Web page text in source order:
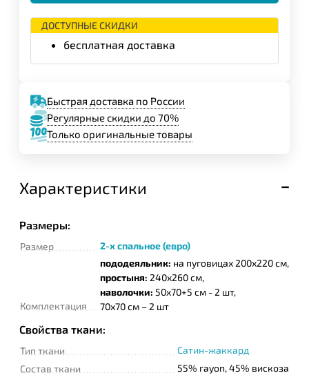
ДОСТУПНЫЕ СКИДКИ
бесплатная доставка
Быстрая доставка по России
Регулярные скидки до 70%
Только оригинальные товары
Характеристики
Размеры:
Размер 2-х спальное (евро)
Комплектация
пододеяльник: на пуговицах 200х220 см,
простыня: 240х260 см,
наволочки: 50х70+5 см - 2 шт,
70x70 см – 2 шт
Свойства ткани:
Тип ткани
Сатин-жаккард
Состав ткани
55% rayon, 45% вискоза